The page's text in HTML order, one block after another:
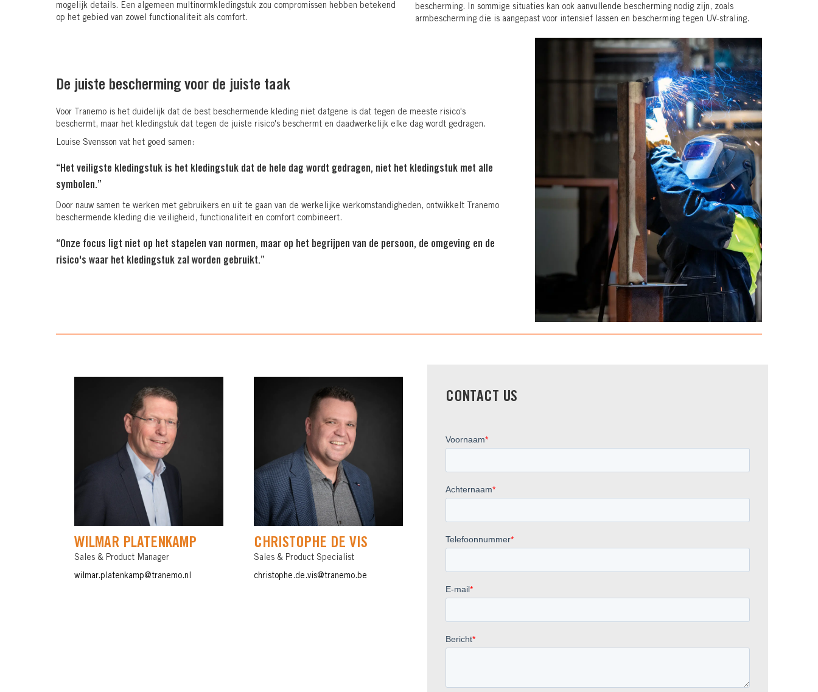
mogelijk details. Een algemeen multinormkledingstuk zou compromissen hebben betekend
op het gebied van zowel functionaliteit als comfort.
bescherming. In sommige situaties kan ook aanvullende bescherming nodig zijn, zoals
armbescherming die is aangepast voor intensief lassen en bescherming tegen UV-straling.
De juiste bescherming voor de juiste taak
Voor Tranemo is het duidelijk dat de best beschermende kleding niet datgene is dat tegen de meeste risico's
beschermt, maar het kledingstuk dat tegen de juiste risico's beschermt en daadwerkelijk elke dag wordt gedragen.
Louise Svensson vat het goed samen:
“Het veiligste kledingstuk is het kledingstuk dat de hele dag wordt gedragen, niet het kledingstuk met alle
symbolen.”
Door nauw samen te werken met gebruikers en uit te gaan van de werkelijke werkomstandigheden, ontwikkelt Tranemo
beschermende kleding die veiligheid, functionaliteit en comfort combineert.
“Onze focus ligt niet op het stapelen van normen, maar op het begrijpen van de persoon, de omgeving en de
risico's waar het kledingstuk zal worden gebruikt.”
WILMAR PLATENKAMP
Sales & Product Manager
wilmar.platenkamp@tranemo.nl
CHRISTOPHE DE VIS
Sales & Product Specialist
christophe.de.vis@tranemo.be
CONTACT US